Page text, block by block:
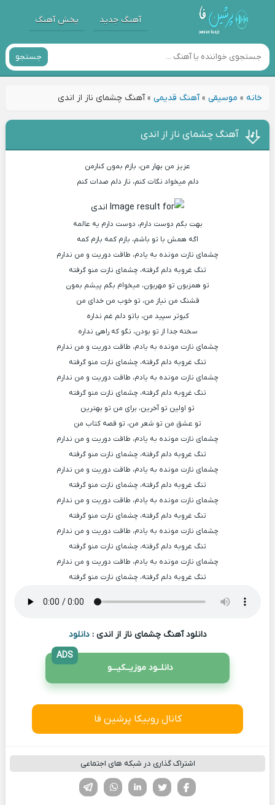
آهنگ جدید پخش آهنگ
جستجو
خانه» موسیقی»آهنگ قدیمی»آهنگ چشمای ناز از اندی
آهنگ چشمای ناز از اندی
عزیز من بهار من، بازم بمون کنارمن
دلم میخواد نگات کنم، ناز دلم صدات کنم
بهت بگم دوست دارم، دوست دارم یه عالمه
اگه همش با تو باشم، بازم کمه بازم کمه
چشمای نازت مونده به یادم، طاقت دوریت و من ندارم
تنگ غروبه دلم گرفته، چشمای نازت منو گرفته
تو همزبون تو مهربون، میخوام بگم پیشم بمون
قشنگ من نیاز من، تو خوب من خدای من
کبوتر سپید من، باتو دلم غم نداره
سخته جدا از تو بودن، نگو که راهی نداره
چشمای نازت مونده به یادم، طاقت دوریت و من ندارم
تنگ غروبه دلم گرفته، چشمای نازت منو گرفته
چشمای نازت مونده به یادم، طاقت دوریت و من ندارم
تنگ غروبه دلم گرفته، چشمای نازت منو گرفته
تو اولین تو آخرین، برای من تو بهترین
تو عشق من تو شعر من، تو قصه کتاب من
چشمای نازت مونده به یادم، طاقت دوریت و من ندارم
تنگ غروبه دلم گرفته، چشمای نازت منو گرفته
چشمای نازت مونده به یادم، طاقت دوریت و من ندارم
تنگ غروبه دلم گرفته، چشمای نازت منو گرفته
چشمای نازت مونده به یادم، طاقت دوریت و من ندارم
تنگ غروبه دلم گرفته، چشمای نازت منو گرفته
چشمای نازت مونده به یادم، طاقت دوریت و من ندارم
تنگ غروبه دلم گرفته، چشمای نازت منو گرفته
چشمای نازت مونده به یادم، طاقت دوریت و من ندارم
تنگ غروبه دلم گرفته، چشمای نازت منو گرفته
دانلود آهنگ چشمای ناز از اندی :دانلود
دانلــود موزیــکیـــو
ADS
کانال روبیکا پرشین فا
اشتراک گذاری در شبکه های اجتماعی
لینکدین تویتر
فیسوک